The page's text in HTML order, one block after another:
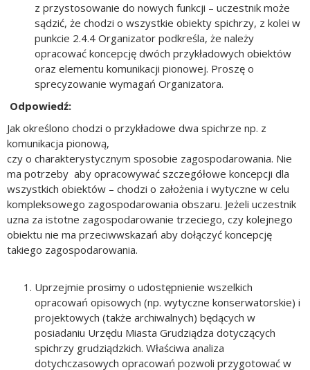
z przystosowanie do nowych funkcji – uczestnik może
sądzić, że chodzi o wszystkie obiekty spichrzy, z kolei w
punkcie 2.4.4 Organizator podkreśla, że należy
opracować koncepcję dwóch przykładowych obiektów
oraz elementu komunikacji pionowej. Proszę o
sprecyzowanie wymagań Organizatora.
Odpowiedź:
Jak określono chodzi o przykładowe dwa spichrze np. z
komunikacja pionową,
czy o charakterystycznym sposobie zagospodarowania. Nie
ma potrzeby aby opracowywać szczegółowe koncepcji dla
wszystkich obiektów – chodzi o założenia i wytyczne w celu
kompleksowego zagospodarowania obszaru. Jeżeli uczestnik
uzna za istotne zagospodarowanie trzeciego, czy kolejnego
obiektu nie ma przeciwwskazań aby dołączyć koncepcję
takiego zagospodarowania.
Uprzejmie prosimy o udostępnienie wszelkich
opracowań opisowych (np. wytyczne konserwatorskie) i
projektowych (także archiwalnych) będących w
posiadaniu Urzędu Miasta Grudziądza dotyczących
spichrzy grudziądzkich. Właściwa analiza
dotychczasowych opracowań pozwoli przygotować w